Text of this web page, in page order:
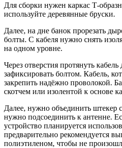
Для сборки нужен каркас Т-
используйте деревянные бруски.
Далее, на дне банок прорезать
болты. С кабеля нужно снять
на одном уровне.
Через отверстия протянуть
зафиксировать болтом. Кабель,
закрепить надёжно проволокой.
скотчем или изолентой к основе
Далее, нужно объединить штекер
нужно подсоединить к антенне.
устройство планируется
предварительно рекомендуется
полиэтиленом, чтобы не